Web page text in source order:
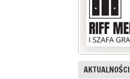
AKTUALNOŚCI